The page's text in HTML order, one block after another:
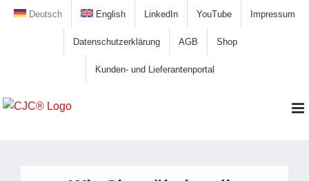
Zum
Deutsch English LinkedIn YouTube Impressum
Datenschutzerklärung AGB Shop
Kunden- und Lieferantenportal